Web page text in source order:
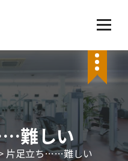
ナあり。ゴルフ練習場隣接。
難しい
片足立ち……難しい